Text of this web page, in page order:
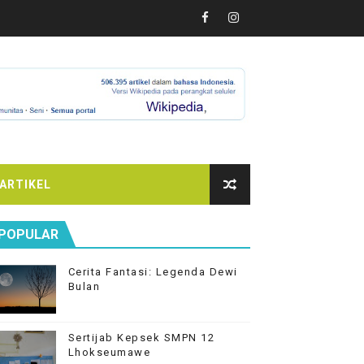
ARTIKEL
POPULAR
Cerita Fantasi: Legenda Dewi
Bulan
Sertijab Kepsek SMPN 12
Lhokseumawe